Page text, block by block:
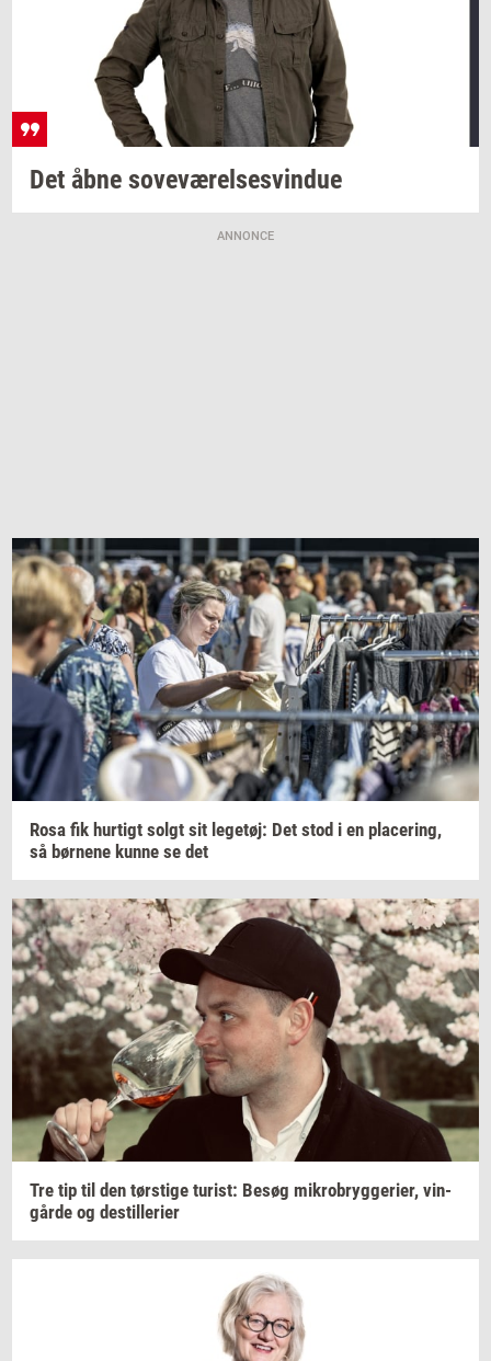
Det åbne sove­væ­rel­ses­vin­due
ANNONCE
Rosa fik hur­tigt solgt sit le­ge­tøj: Det stod i en pla­ce­ring,
så bør­ne­ne kunne se det
Tre tip til den tørsti­ge turist: Besøg mi­kro­bryg­ge­ri­er, vin­
går­de og destil­le­ri­er